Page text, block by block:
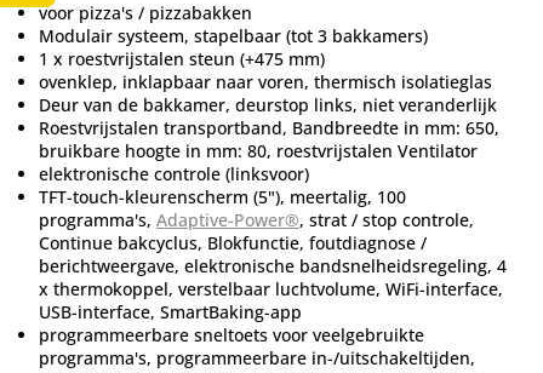
voor pizza's / pizzabakken
Modulair systeem, stapelbaar (tot 3 bakkamers)
1 x roestvrijstalen steun (+475 mm)
ovenklep, inklapbaar naar voren, thermisch isolatieglas
Deur van de bakkamer, deurstop links, niet veranderlijk
Roestvrijstalen transportband, Bandbreedte in mm: 650,
bruikbare hoogte in mm: 80, roestvrijstalen Ventilator
elektronische controle (linksvoor)
TFT-touch-kleurenscherm (5"), meertalig, 100
programma's, Adaptive-Power®, strat / stop controle,
Continue bakcyclus, Blokfunctie, foutdiagnose /
berichtweergave, elektronische bandsnelheidsregeling, 4
x thermokoppel, verstelbaar luchtvolume, WiFi-interface,
USB-interface, SmartBaking-app
programmeerbare sneltoets voor veelgebruikte
programma's, programmeerbare in-/uitschakeltijden,